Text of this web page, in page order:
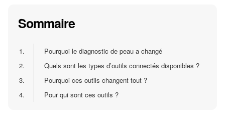
Sommaire
1.
Pourquoi le diagnostic de peau a changé
2.
Quels sont les types d’outils connectés disponibles ?
3.
Pourquoi ces outils changent tout ?
4.
Pour qui sont ces outils ?